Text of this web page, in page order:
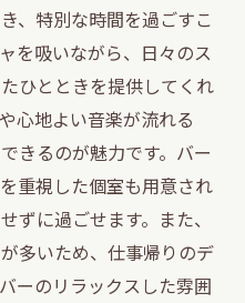
、特別な時間を過ごすこ
を吸いながら、日々のス
ひとときを提供してくれ
心地よい音楽が流れる
きるのが魅力です。バー
重視した個室も用意され
ずに過ごせます。また、
多いため、仕事帰りのデ
ーのリラックスした雰囲